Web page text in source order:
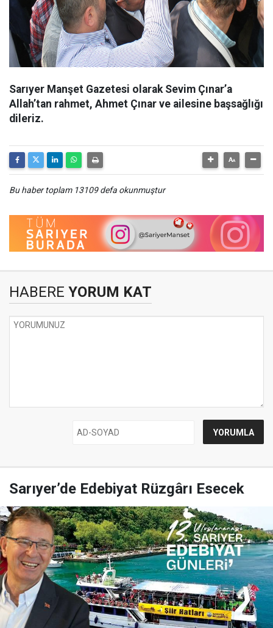
Sarıyer Manşet Gazetesi olarak Sevim Çınar’a
Allah’tan rahmet, Ahmet Çınar ve ailesine başsağlığı
dileriz.
Bu haber toplam 13109 defa okunmuştur
HABERE YORUM KAT
Sarıyer’de Edebiyat Rüzgârı Esecek